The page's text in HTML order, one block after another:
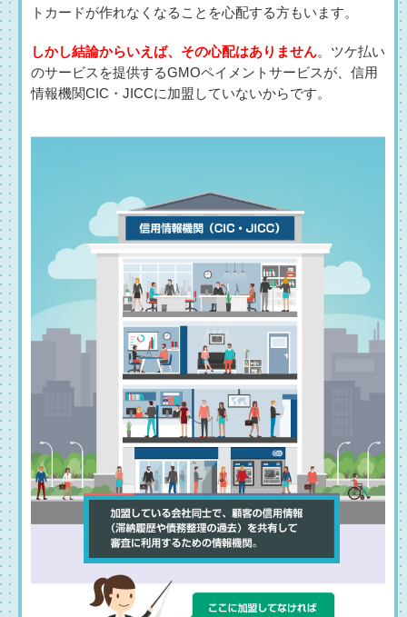
トカードが作れなくなることを心配する方もいます。
しかし結論からいえば、その心配はありません。ツケ払い
のサービスを提供するGMOペイメントサービスが、信用
情報機関CIC・JICCに加盟していないからです。